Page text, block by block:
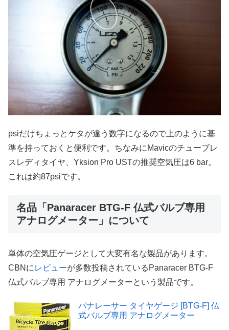
psiだけちょっとケタが違う数字になるので上のように基
準を持っておくと便利です。ちなみにMavicのチューブレ
スレディタイヤ、Yksion Pro USTの推奨空気圧は6 bar。
これは約87psiです。
名品「Panaracer BTG-F 仏式バルブ専用
アナログメーター」について
単体の空気圧ゲージとして大変有名な製品があります。
CBNに レビューが多数投稿されているPanaracer BTG-F
仏式バルブ専用 アナログメーターという製品です。
パナレーサー タイヤゲージ [BTG-F] 仏
式バルブ専用 アナログメーター